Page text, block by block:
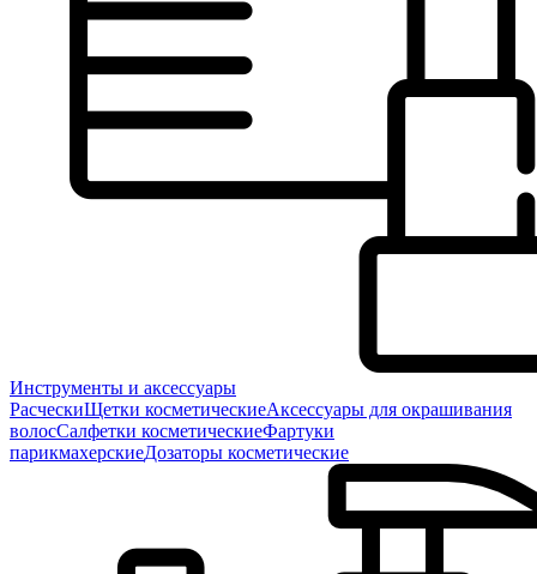
Инструменты и аксессуары
РасческиЩетки косметическиеАксессуары для окрашивания
волосСалфетки косметическиеФартуки
парикмахерскиеДозаторы косметические